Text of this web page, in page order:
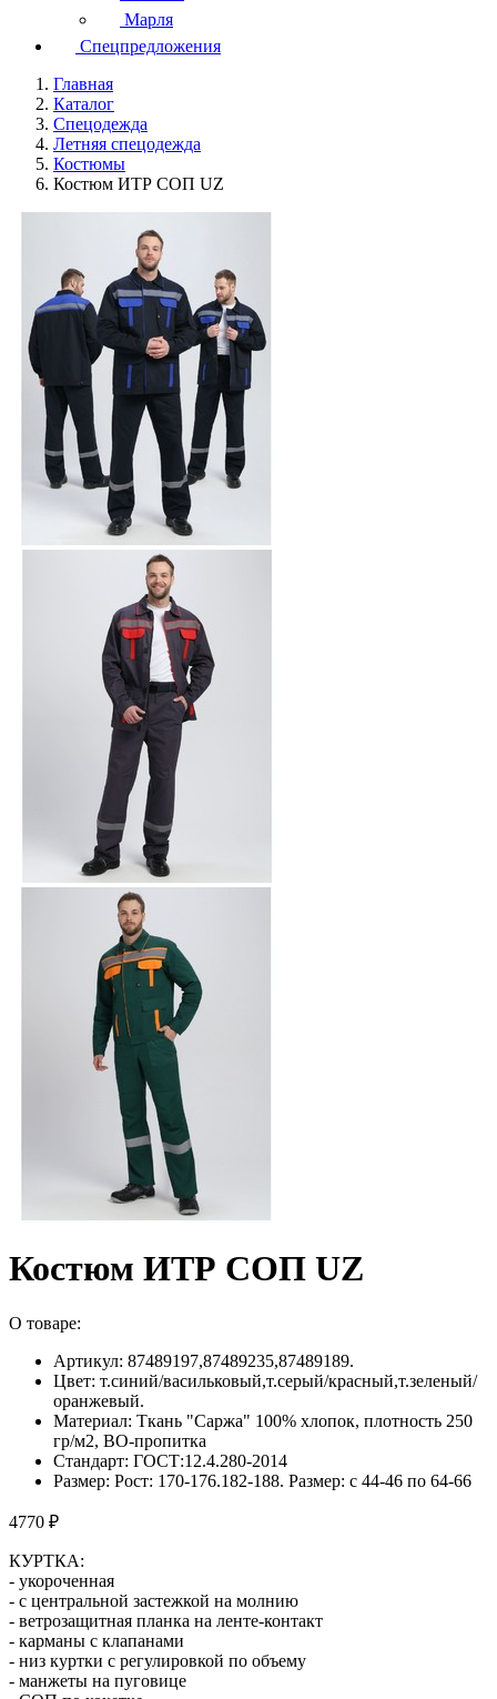
Марля
Спецпредложения
Главная
Каталог
Спецодежда
Летняя спецодежда
Костюмы
Костюм ИТР СОП UZ
Костюм ИТР СОП UZ
О товаре:
Артикул: 87489197,87489235,87489189.
Цвет: т.синий/васильковый,т.серый/красный,т.зеленый/
оранжевый.
Материал: Ткань "Саржа" 100% хлопок, плотность 250
гр/м2, ВО-пропитка
Стандарт: ГОСТ:12.4.280-2014
Размер: Рост: 170-176.182-188. Размер: с 44-46 по 64-66
4770 ₽
КУРТКА:
- укороченная
- с центральной застежкой на молнию
- ветрозащитная планка на ленте-контакт
- карманы с клапанами
- низ куртки с регулировкой по объему
- манжеты на пуговице